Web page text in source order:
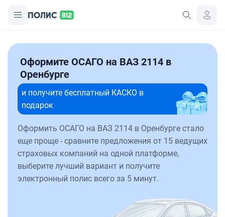
Оформите ОСАГО на ВАЗ 2114 в
Оренбурге
и получите бесплатный КАСКО в
подарок
Оформить ОСАГО на ВАЗ 2114 в Оренбурге стало
еще проще - сравните предложения от 15 ведущих
страховых компаний на одной платформе,
выберите лучший вариант и получите
электронный полис всего за 5 минут.